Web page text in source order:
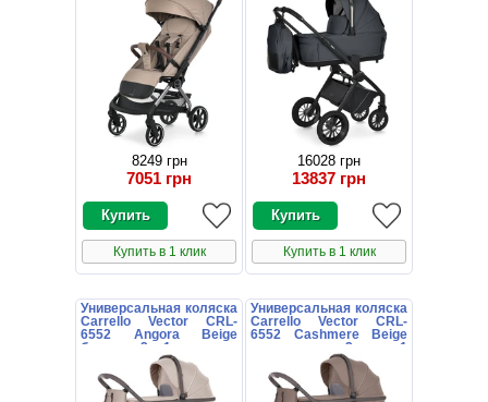
8249 грн
7051 грн
Купить в 1 клик
16028 грн
13837 грн
Купить в 1 клик
Универсальная коляска
Carrello Vector CRL-
6552 Angora Beige
бежевая 2 в 1 люлька и
Универсальная коляска
Carrello Vector CRL-
6552 Cashmere Beige
коричневая 2 в 1
люлька и блок